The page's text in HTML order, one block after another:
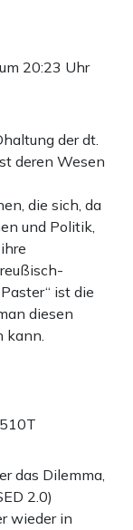
20:23 Uhr
der dt.
deren Wesen
die sich, da
und Politik,
ist die
diesen
kann.
510T
das Dilemma,
2.0)
wieder in